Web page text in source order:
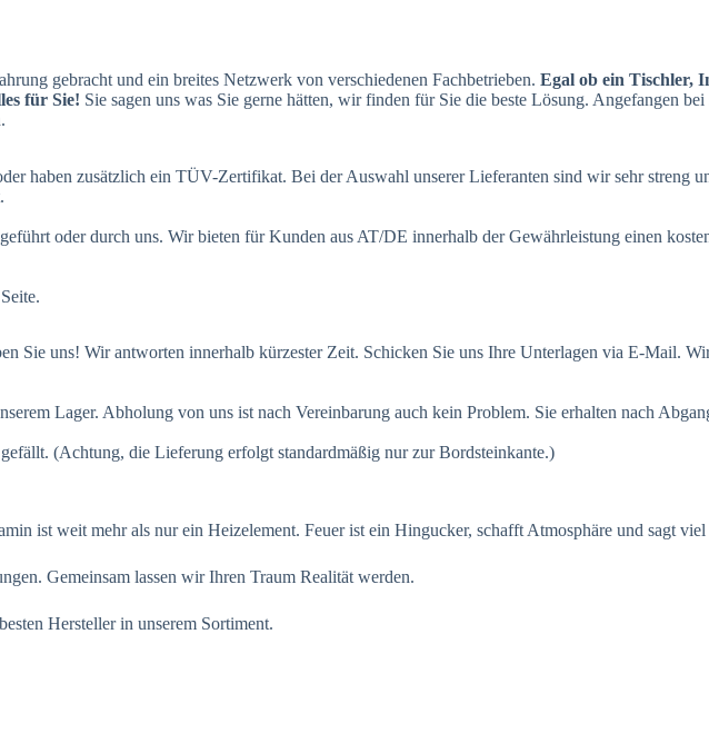
gebracht und ein breites Netzwerk von verschiedenen Fachbetrieben. Egal ob ein Tischler,
für Sie! Sie sagen uns was Sie gerne hätten, wir finden für Sie die beste Lösung. Angefangen
haben zusätzlich ein TÜV-Zertifikat. Bei der Auswahl unserer Lieferanten sind wir sehr streng
oder durch uns. Wir bieten für Kunden aus AT/DE innerhalb der Gewährleistung einen
Sie uns! Wir antworten innerhalb kürzester Zeit. Schicken Sie uns Ihre Unterlagen via E-Mail.
Lager. Abholung von uns ist nach Vereinbarung auch kein Problem. Sie erhalten nach
(Achtung, die Lieferung erfolgt standardmäßig nur zur Bordsteinkante.)
ist weit mehr als nur ein Heizelement. Feuer ist ein Hingucker, schafft Atmosphäre und sagt
Gemeinsam lassen wir Ihren Traum Realität werden.
Hersteller in unserem Sortiment.